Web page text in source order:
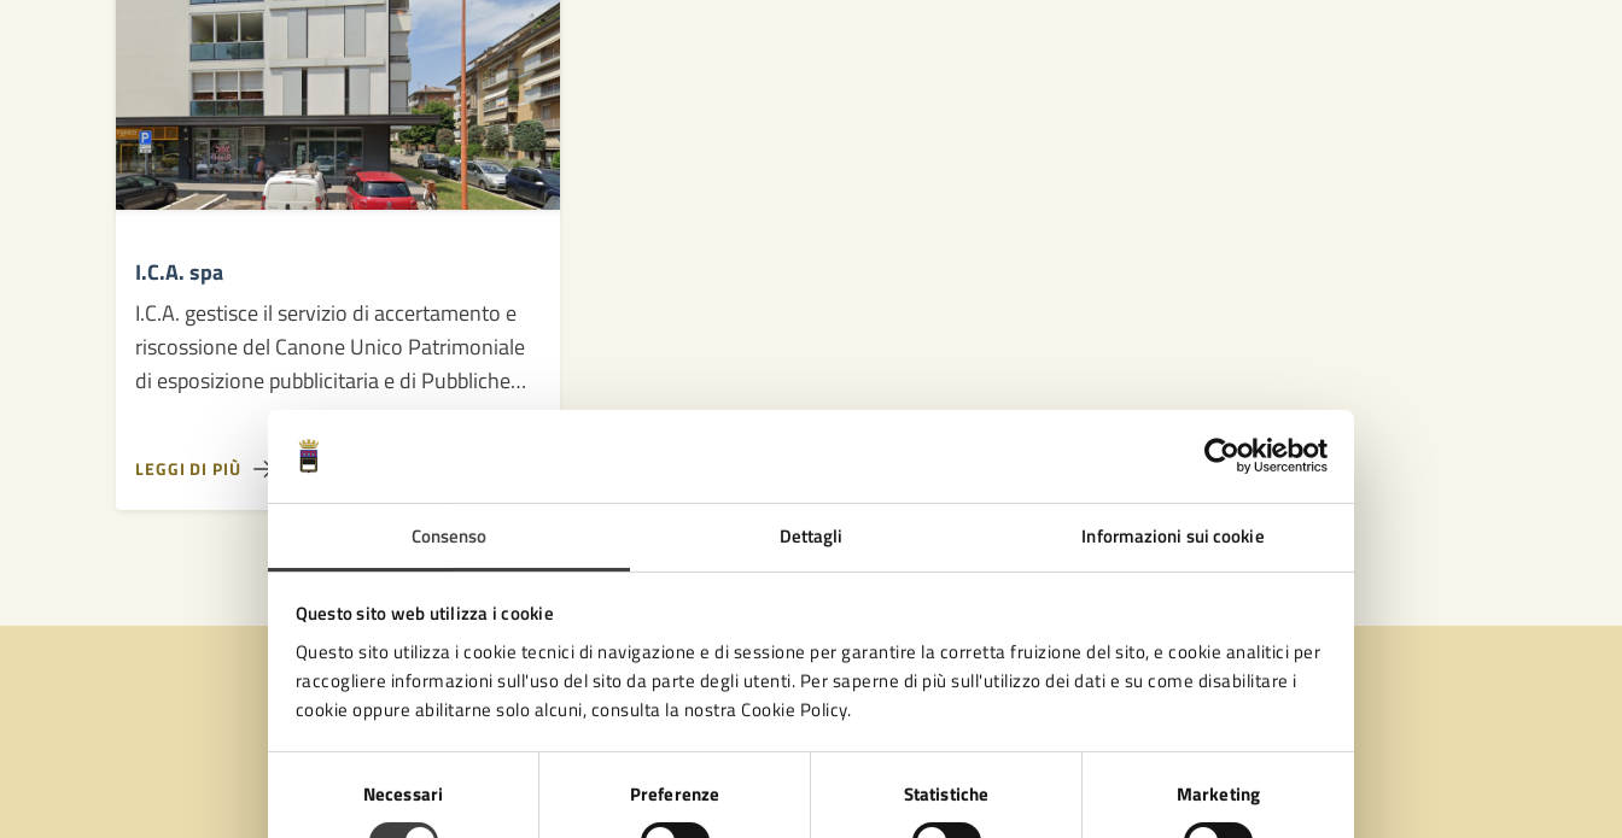
Consenso Dettagli Informazioni sui cookie
Questo sito web utilizza i cookie
Questo sito utilizza i cookie tecnici di navigazione e di sessione per garantire la corretta fruizione del sito, e cookie analitici per
raccogliere informazioni sull'uso del sito da parte degli utenti. Per saperne di più sull'utilizzo dei dati e su come disabilitare i
cookie oppure abilitarne solo alcuni, consulta la nostra Cookie Policy.
Necessari Preferenze Statistiche Marketing
I.C.A. spa
I.C.A. gestisce il servizio di accertamento e
riscossione del Canone Unico Patrimoniale
di esposizione pubblicitaria e di Pubbliche
LEGGI DI PIÙ